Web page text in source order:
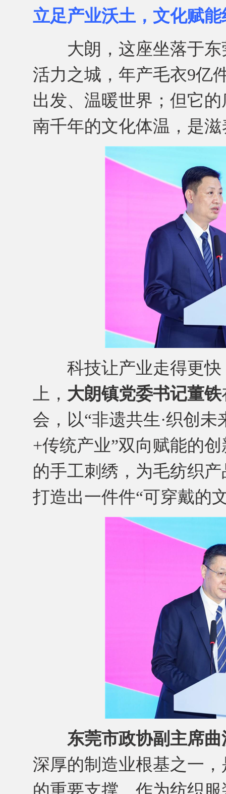
立足产业沃土，文化赋能
大朗，这座坐落于东
活力之城，年产毛衣9亿
出发、温暖世界；但它
南千年的文化体温，是
科技让产业走得更快
上， 大朗镇党委书记董铁
会，以“非遗共生·织创
+传统产业”双向赋能的
的手工刺绣，为毛纺织
打造出一件件“可穿戴的
东莞市政协副主席曲
深厚的制造业根基之一
的重要支撑。作为纺织